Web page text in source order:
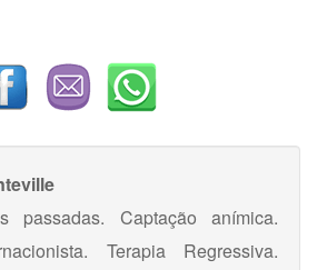
passadas. Captação anímica.
Terapia Regressiva.